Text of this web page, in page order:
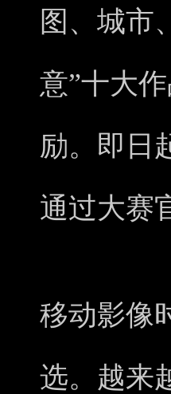
图、城市
意”十大
励。即日
通过大赛
移动影像
选。越来